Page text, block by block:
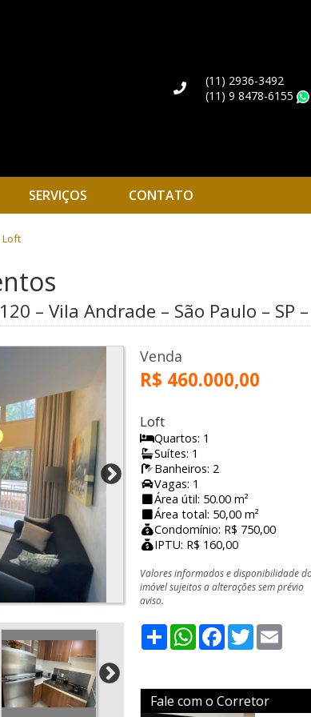
(11) 2936-3492
(11) 9 8478-6155
SERVIÇOS CONTATO
Loft
– Vila Andrade – São Paulo – SP
Venda
R$ 460.000,00
Loft
Quartos: 1
Suítes: 1
Banheiros: 2
Vagas: 1
Área útil: 50.00 m²
Área total: 50,00 m²
Condomínio: R$ 750,00
IPTU: R$ 160,00
Valores informados e disponibilidade
imóvel sujeitos a alterações sem prévio
aviso.
ShareWhatsApp
Facebook
Twitter
Fale com o Corretor